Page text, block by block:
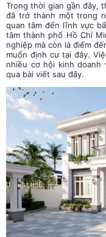
Trong thời gian gần đây,
đã trở thành một trong
quan tâm đến lĩnh vực
tâm thành phố Hồ Chí
nghiệp mà còn là điểm
muốn định cư tại đây.
nhiều cơ hội kinh
qua bài viết sau đây.